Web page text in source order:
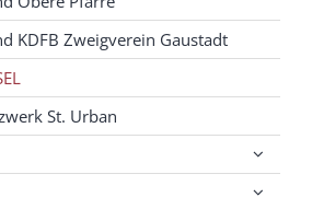
KDFB Zweigverein Gaustadt
St. Urban